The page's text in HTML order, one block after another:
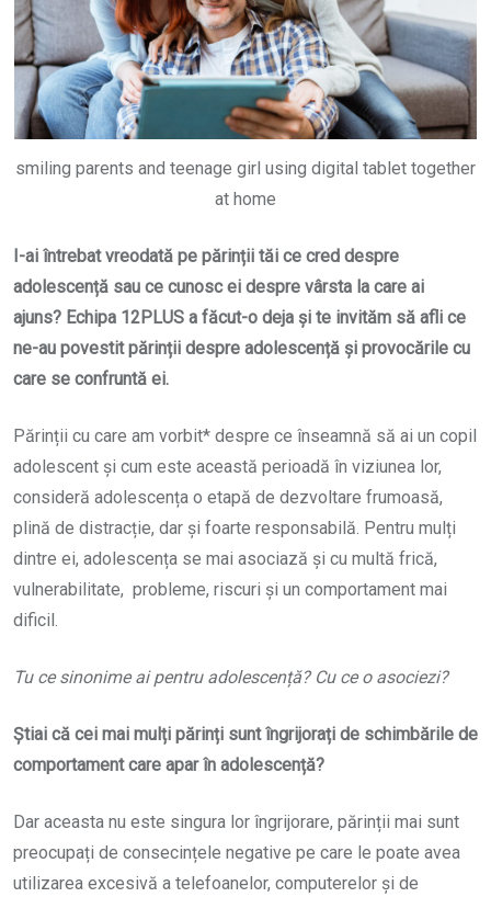
smiling parents and teenage girl using digital tablet together
at home
I-ai întrebat vreodată pe părinții tăi ce cred despre
adolescență sau ce cunosc ei despre vârsta la care ai
ajuns? Echipa 12PLUS a făcut-o deja și te invităm să afli ce
ne-au povestit părinții despre adolescență și provocările cu
care se confruntă ei.
Părinții cu care am vorbit* despre ce înseamnă să ai un copil
adolescent și cum este această perioadă în viziunea lor,
consideră adolescența o etapă de dezvoltare frumoasă,
plină de distracție, dar și foarte responsabilă. Pentru mulți
dintre ei, adolescența se mai asociază și cu multă frică,
vulnerabilitate, probleme, riscuri și un comportament mai
dificil.
Tu ce sinonime ai pentru adolescență? Cu ce o asociezi?
Știai că cei mai mulți părinți sunt îngrijorați de schimbările de
comportament care apar în adolescență?
Dar aceasta nu este singura lor îngrijorare, părinții mai sunt
preocupați de consecințele negative pe care le poate avea
utilizarea excesivă a telefoanelor, computerelor și de